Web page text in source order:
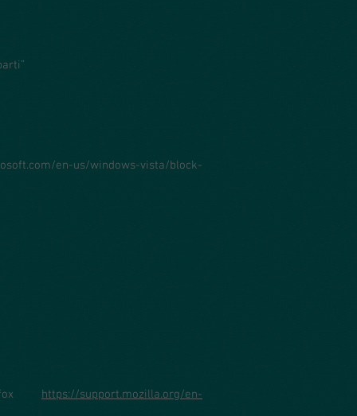
en-us/windows-vista/block-
https://support.mozilla.org/en-